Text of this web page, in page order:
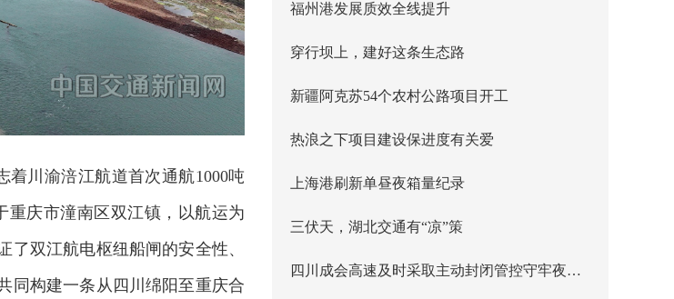
着川渝涪江航道首次通航1000吨
重庆市潼南区双江镇，以航运为
双江航电枢纽船闸的安全性、
同构建一条从四川绵阳至重庆合
福州港发展质效全线提升
穿行坝上，建好这条生态路
新疆阿克苏54个农村公路项目开工
热浪之下项目建设保进度有关爱
上海港刷新单昼夜箱量纪录
三伏天，湖北交通有“凉”策
四川成会高速及时采取主动封闭管控守牢夜间安全防线